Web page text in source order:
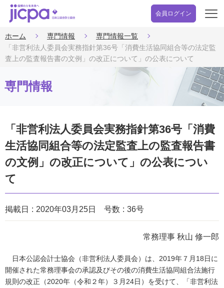
会員ログイン
開
ホーム 専門情報
専門情報一覧
「非営利法人委員会実務指針第36号「消費生活協同組合等の法定監
査上の監査報告書の文例」の改正について」の公表について
専門情報
「非営利法人委員会実務指針第36号「消費
生活協同組合等の法定監査上の監査報告書
の文例」の改正について」の公表につい
て
掲載日 2020年03月25日 号数 36号
常務理事 秋山 修一郎
日本公認会計士協会（非営利法人委員会）は、2019年７月18日に
開催された常務理事会の承認及びその後の消費生活協同組合法施行
規則の改正（2020年（令和２年）３月24日）を受けて、「非営利法